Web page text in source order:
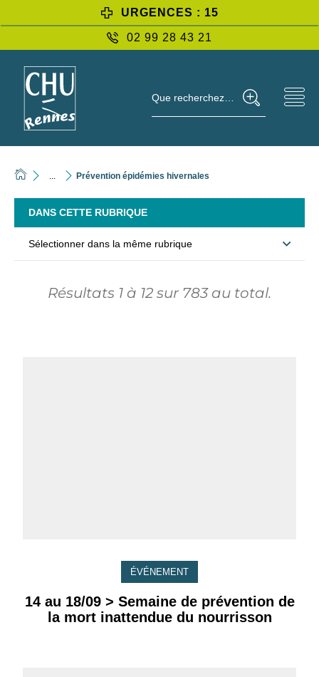
URGENCES : 15
02 99 28 43 21
Que recherchez-vous ?
Prévention épidémies hivernales
DANS CETTE RUBRIQUE
Sélectionner dans la même rubrique
Résultats 1 à 12 sur 783 au total.
ÉVÉNEMENT
14 au 18/09 > Semaine de prévention de
la mort inattendue du nourrisson